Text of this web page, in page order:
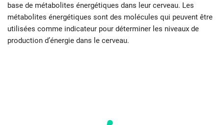
base de métabolites énergétiques dans leur cerveau. Les
métabolites énergétiques sont des molécules qui peuvent être
utilisées comme indicateur pour déterminer les niveaux de
production d’énergie dans le cerveau.